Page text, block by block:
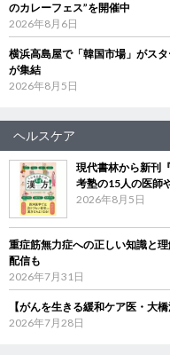
のカレーフェス”を開催中
2026年8月6日
横浜高島屋で「韓国市場」がス
が集結
2026年8月5日
ヘルスケア
現代書林から新刊
考塾の15人の医師
2026年8月5日
重症筋無力症への正しい知識と
配信も
2026年7月31日
【がんを生きる緩和ケア医・大
2026年7月28日